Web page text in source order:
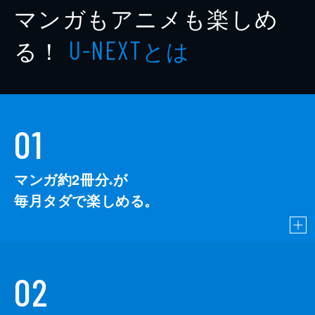
マンガもアニメも楽しめ
る！ U-NEXTとは
01
マンガ約2冊分※が
毎月タダで楽しめる。
02